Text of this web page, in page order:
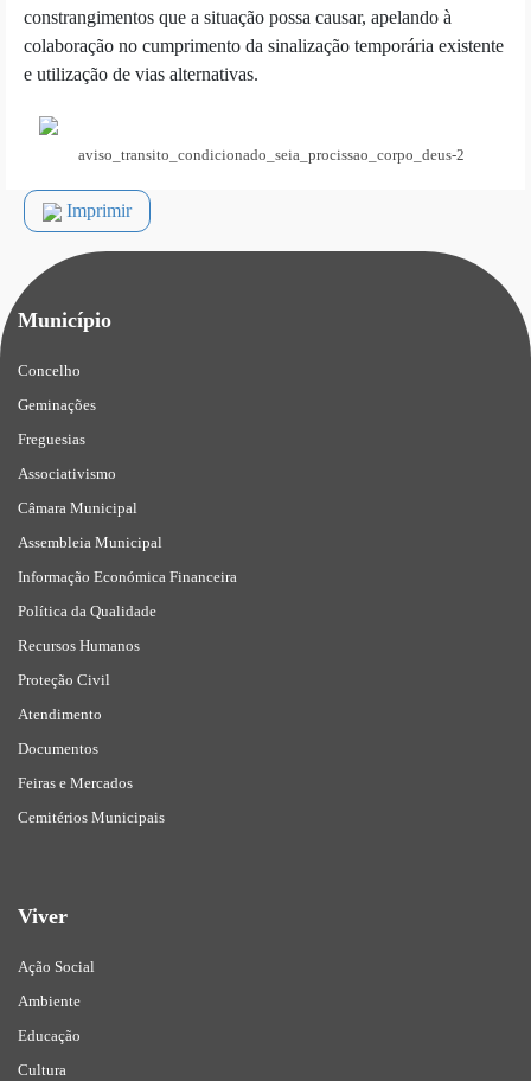
constrangimentos que a situação possa causar, apelando à
colaboração no cumprimento da sinalização temporária existente
e utilização de vias alternativas.
aviso_transito_condicionado_seia_procissao_corpo_deus-2
Imprimir
Município
Concelho
Geminações
Freguesias
Associativismo
Câmara Municipal
Assembleia Municipal
Informação Económica Financeira
Política da Qualidade
Recursos Humanos
Proteção Civil
Atendimento
Documentos
Feiras e Mercados
Cemitérios Municipais
Viver
Ação Social
Ambiente
Educação
Cultura